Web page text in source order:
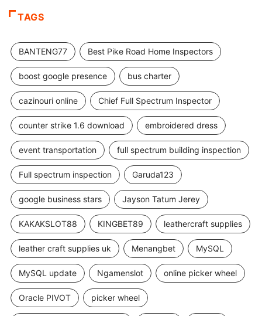
TAGS
BANTENG77 Best Pike Road Home Inspectors
boost google presence bus charter
cazinouri online Chief Full Spectrum Inspector
counter strike 1.6 download embroidered dress
event transportation full spectrum building inspection
Full spectrum inspection Garuda123
google business stars Jayson Tatum Jerey
KAKAKSLOT88 KINGBET89 leathercraft supplies
leather craft supplies uk Menangbet MySQL
MySQL update Ngamenslot online picker wheel
Oracle PIVOT picker wheel